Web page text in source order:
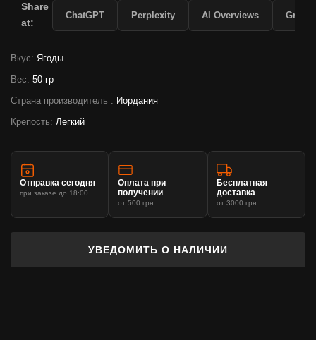
Вкус: Ягоды
Вес: 50 гр
Страна производитель : Иордания
Крепость: Легкий
УВЕДОМИТЬ О НАЛИЧИИ
Отправка сегодня
при заказе до 18:00
Оплата при
получении
от 500 грн
Бесплатная
доставка
от 3000 грн
Share
at:
ChatGPT Perplexity AI Overviews Grok